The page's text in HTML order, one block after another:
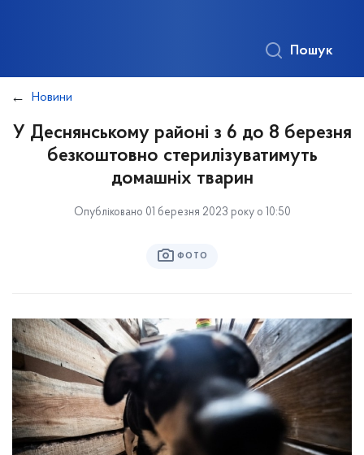
Пошук
Новини
У Деснянському районі з 6 до 8 березня
безкоштовно стерилізуватимуть
домашніх тварин
Опубліковано 01 березня 2023 року о 10:50
ФОТО